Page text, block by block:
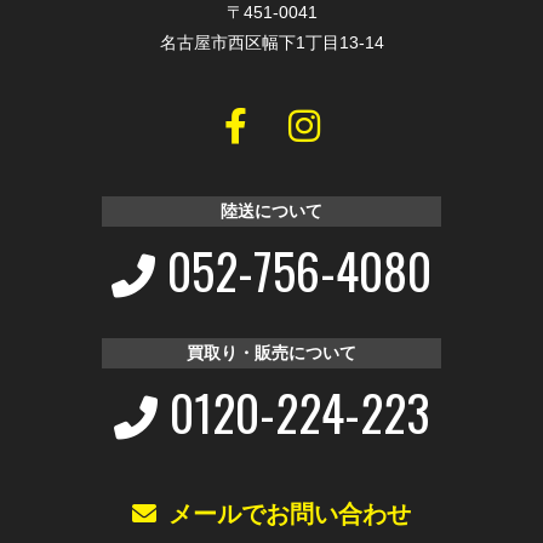
〒451-0041
名古屋市西区幅下1丁目13-14
陸送について
052-756-4080
買取り・販売について
0120-224-223
メールでお問い合わせ